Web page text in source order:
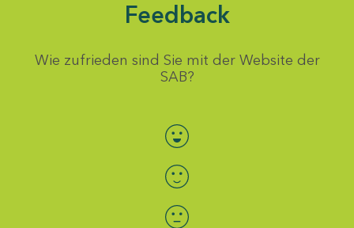
Feedback
Wie zufrieden sind Sie mit der Website der
SAB?
Bewertung auswählen